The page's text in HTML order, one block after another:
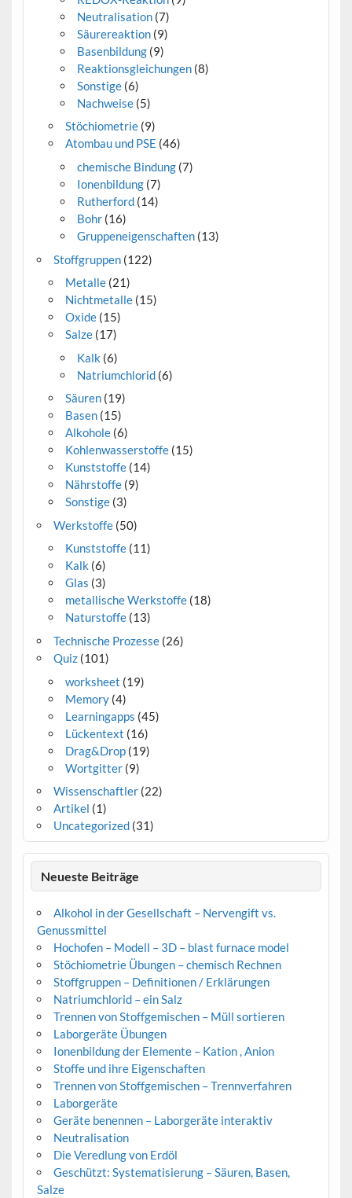
Neutralisation (7)
Säurereaktion (9)
Basenbildung (9)
Reaktionsgleichungen (8)
Sonstige (6)
Nachweise (5)
Stöchiometrie(9)
Atombau und PSE (46)
chemische Bindung (7)
Ionenbildung (7)
Rutherford (14)
Bohr (16)
Gruppeneigenschaften (13)
Stoffgruppen(122)
Metalle(21)
Nichtmetalle(15)
Oxide(15)
Salze(17)
Kalk (6)
Natriumchlorid (6)
Säuren(19)
Basen(15)
Alkohole(6)
Kohlenwasserstoffe(15)
Kunststoffe(14)
Nährstoffe(9)
Sonstige(3)
Werkstoffe(50)
Kunststoffe(11)
Kalk (6)
Glas (3)
metallische Werkstoffe(18)
Naturstoffe(13)
Technische Prozesse(26)
Quiz(101)
worksheet (19)
Memory(4)
Learningapps (45)
Lückentext (16)
Drag&Drop(19)
Wortgitter(9)
Wissenschaftler(22)
Artikel (1)
Uncategorized(31)
Neueste Beiträge
Alkohol in der Gesellschaft – Nervengift vs.
Genussmittel
Hochofen – Modell – 3D – blast furnace model
Stöchiometrie Übungen – chemisch Rechnen
Stoffgruppen – Definitionen / Erklärungen
Natriumchlorid – ein Salz
Trennen von Stoffgemischen – Müll sortieren
Laborgeräte Übungen
Ionenbildung der Elemente – Kation , Anion
Stoffe und ihre Eigenschaften
Trennen von Stoffgemischen – Trennverfahren
Laborgeräte
Geräte benennen – Laborgeräte interaktiv
Neutralisation
Die Veredlung von Erdöl
Geschützt: Systematisierung – Säuren, Basen,
Salze